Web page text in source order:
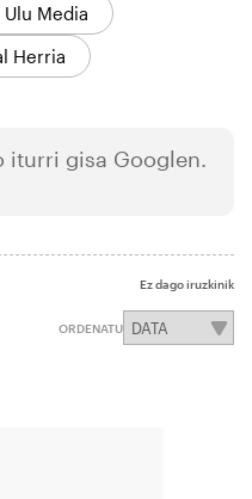
Ulu Media
Herria
iturri gisa Googlen.
Ez dago iruzkinik
ORDENATU